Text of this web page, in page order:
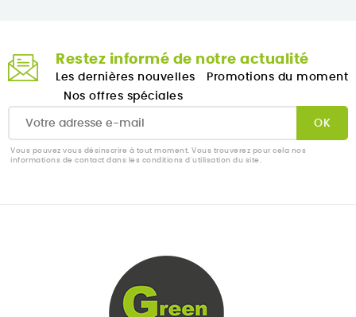
Restez informé de notre actualité
Les dernières nouvelles
Promotions du moment
Nos offres spéciales
Vous pouvez vous désinscrire à tout moment. Vous trouverez pour cela nos
informations de contact dans les conditions d'utilisation du site.